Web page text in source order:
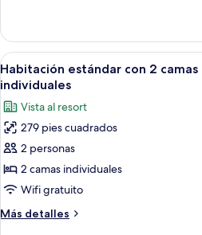
size
doble
estándar,
1
cama
size
Abrir
todas
las
fotos
de
Habitación
estándar
con
2
camas
6
Habitación estándar con 2
individuales
Vista al resort
279 pies cuadrados
2 personas
2 camas individuales
Wifi gratuito
Más detalles
Más